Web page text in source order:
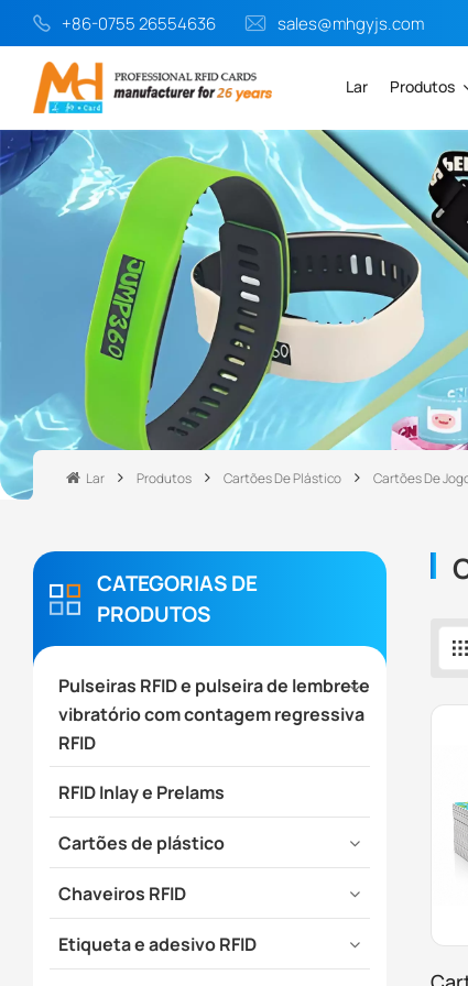
+86-0755 26554636 sales@mhgyjs.com
Lar Produtos
Lar Produtos Cartões De Plástico Cartões De
CATEGORIAS DE
PRODUTOS
Pulseiras RFID e pulseira de lembrete
vibratório com contagem regressiva
RFID
RFID Inlay e Prelams
Cartões de plástico
Chaveiros RFID
Etiqueta e adesivo RFID